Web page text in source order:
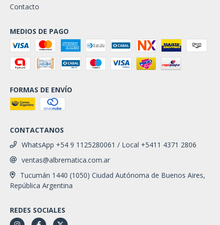
Contacto
MEDIOS DE PAGO
FORMAS DE ENVÍO
CONTACTANOS
WhatsApp +54 9 1125280061 / Local +5411 4371 2806
ventas@albrematica.com.ar
Tucumán 1440 (1050) Ciudad Autónoma de Buenos Aires,
República Argentina
REDES SOCIALES